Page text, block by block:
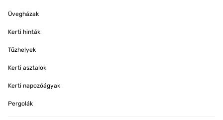
Üvegházak
Kerti hinták
Tűzhelyek
Kerti asztalok
Kerti napozóágyak
Pergolák